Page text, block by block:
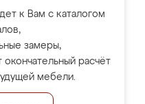
к Вам с каталогом
замеры,
расчёт
мебели.